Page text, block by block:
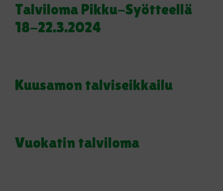
Talviloma Pikku-Syötteellä
18-22.3.2024
Kuusamon talviseikkailu
Vuokatin talviloma